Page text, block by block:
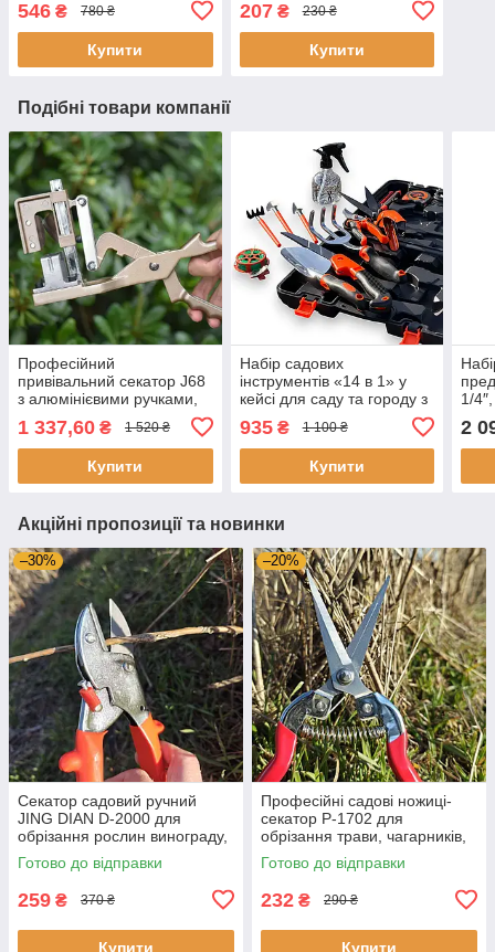
помідор тапенер +10 000
скоб і стрічки 10 штук
546 ₴ 780 ₴
Купити
Aqualin різний метраж
207₴ 230 ₴
Купити
Подібні товари компанії
Професійний
привівальний секатор J68
з алюмінієвими ручками,
металевий
1 337,60 ₴ 1 520 ₴
Купити
Набір садових
інструментів «14 в 1» у
кейсі для саду та городу з
обприскувачем на 400 мл
935₴ 1 100 ₴
Купити
1/
V
2
Акційні пропозиції та новинки
–30%
Секатор садовий ручний
JING DIAN D-2000 для
обрізання рослин винограду,
дерев і квітів
Готово до відправки
259 ₴ 370 ₴
Купити
–20%
Професійні садові ножиці-
секатор P-1702 для
обрізання трави, чагарників,
винограду та квітів
Готово до відправки
232 ₴ 290 ₴
Купити